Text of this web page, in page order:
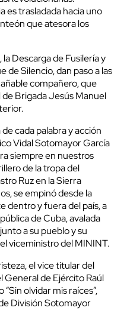
es trasladada hacia uno
que atesora los
Descarga de Fusilería y
de Silencio, dan paso a las
compañero, que
Brigada Jesús Manuel
cada palabra y acción
Vidal Sotomayor García
siempre en nuestros
de la tropa del
Ruz en la Sierra
se empinó desde la
dentro y fuera del país, a
de Cuba, avalada
a su pueblo y su
viceministro del MININT.
el vice titular del
General de Ejército Raúl
olvidar mis raíces”,
División Sotomayor